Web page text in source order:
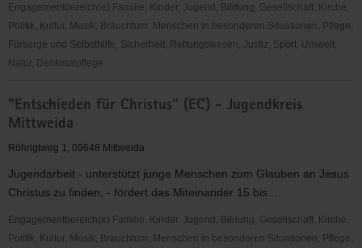
Engagementbereich(e) Familie, Kinder, Jugend, Bildung, Gesellschaft, Kirche,
Politik, Kultur, Musik, Brauchtum, Menschen in besonderen Situationen, Pflege,
Fürsorge und Selbsthilfe, Sicherheit, Rettungswesen, Justiz, Sport, Umwelt,
Natur, Denkmalpflege
für
Christus"
(EC)
Jugendkreis
Arnsfeld
"Entschieden für Christus" (EC) - Jugendkreis
Mittweida
Röhrigtweg 1, 09648 Mittweida
Jugendarbeit - unterstützt junge Menschen zum Glauben an Jesus
Christus zu finden, - fördert das Miteinander 15 bis...
Engagementbereich(e) Familie, Kinder, Jugend, Bildung, Gesellschaft, Kirche,
Politik, Kultur, Musik, Brauchtum, Menschen in besonderen Situationen, Pflege,